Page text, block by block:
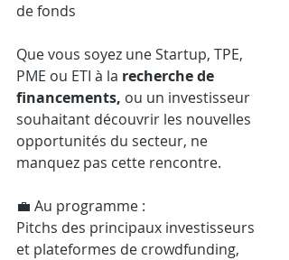
de fonds
Que vous soyez une Startup, TPE,
PME ou ETI à la recherche de
financements, ou un investisseur
souhaitant découvrir les nouvelles
opportunités du secteur, ne
manquez pas cette rencontre.
💼 Au programme :
Pitchs des principaux investisseurs
et plateformes de crowdfunding,